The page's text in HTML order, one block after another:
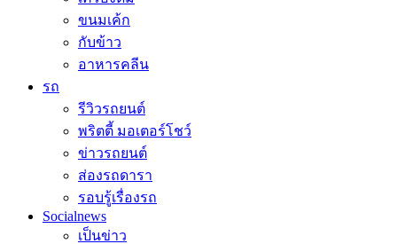
ขนมเค้ก
กับข้าว
อาหารคลีน
รถ
รีวิวรถยนต์
พริตตี้ มอเตอร์โชว์
ข่าวรถยนต์
ส่องรถดารา
รอบรู้เรื่องรถ
Socialnews
เป็นข่าว